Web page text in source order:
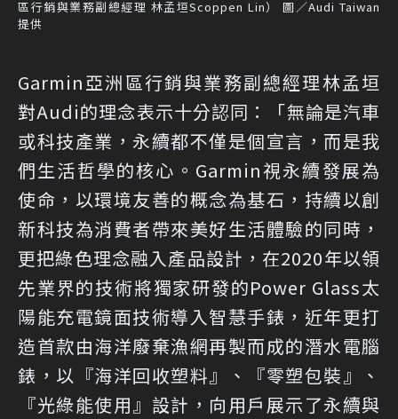
區行銷與業務副總經理 林孟垣Scoppen Lin） 圖／Audi Taiwan
提供
Garmin亞洲區行銷與業務副總經理林孟垣
對Audi的理念表示十分認同：「無論是汽車
或科技產業，永續都不僅是個宣言，而是我
們生活哲學的核心。Garmin視永續發展為
使命，以環境友善的概念為基石，持續以創
新科技為消費者帶來美好生活體驗的同時，
更把綠色理念融入產品設計，在2020年以領
先業界的技術將獨家研發的Power Glass太
陽能充電鏡面技術導入智慧手錶，近年更打
造首款由海洋廢棄漁網再製而成的潛水電腦
錶，以『海洋回收塑料』、『零塑包裝』、
『光綠能使用』設計，向用戶展示了永續與